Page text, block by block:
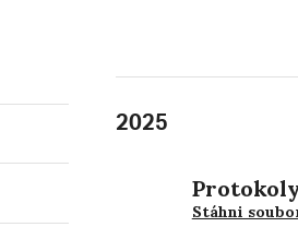
2025
Stáhni